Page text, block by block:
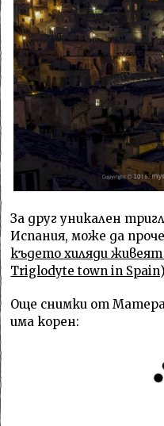
За друг уникален
Испания, може да
където хиляди живеят
Triglodyte town in Spain)
Още снимки от
има корен: